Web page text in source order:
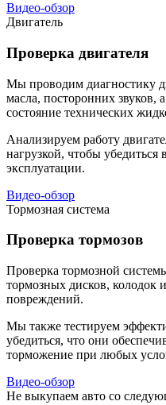
Видео-обзор
Двигатель
Проверка двигателя
Мы проводим диагностику
масла, посторонних звуков,
состояние технических
Анализируем работу
нагрузкой, чтобы убедиться
эксплуатации.
Видео-обзор
Тормозная система
Проверка тормозов
Проверка тормозной
тормозных дисков, колодок
повреждений.
Мы также тестируем
убедиться, что они
торможение при любых
Видео-обзор
Не выкупаем авто со